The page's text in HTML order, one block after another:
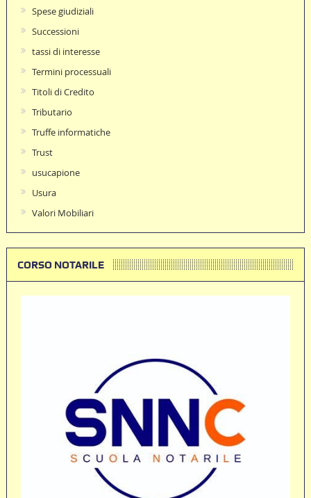
Spese giudiziali
Successioni
tassi di interesse
Termini processuali
Titoli di Credito
Tributario
Truffe informatiche
Trust
usucapione
Usura
Valori Mobiliari
CORSO NOTARILE